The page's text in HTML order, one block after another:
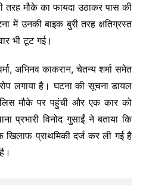
तरह मौके का फायदा उठाकर पास की
में उनकी बाइक बुरी तरह क्षतिग्रस्त
भी टूट गई।
अभिनव काकरान, चेतन्य शर्मा समेत
लगाया है। घटना की सूचना डायल
मौके पर पहुंची और एक कार को
प्रभारी विनोद गुसाईं ने बताया कि
खिलाफ प्राथमिकी दर्ज कर ली गई है